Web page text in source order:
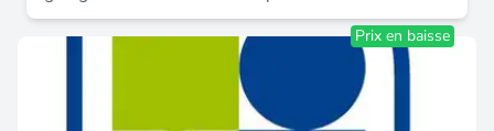
Contactez immobis au 04 67 60 31 60 pour plus
d'informations. Loyer : 100 € / mois soit 300 € /
trimestre. Loyer : 100.00 € * honoraires charge
locataire : 100 € ttc dépôt de garantie : 200 €.
Prix en baisse